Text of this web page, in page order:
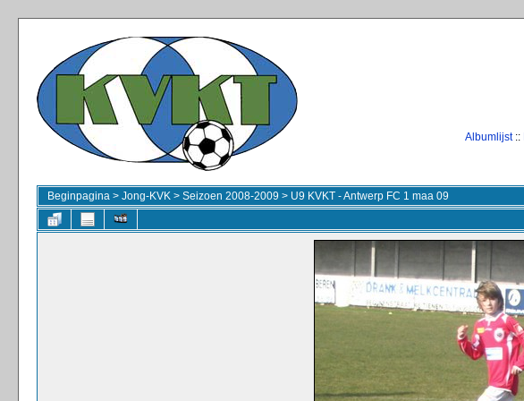
Albumlijst::
Beginpagina > Jong-KVK > Seizoen 2008-2009 > U9 KVKT - Antwerp FC 1 maa 09